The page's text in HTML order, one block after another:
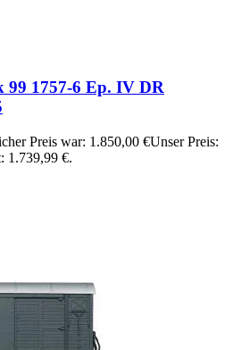
99 1757-6 Ep. IV DR
Preis war: 1.850,00 €Unser Preis:
1.739,99 €.